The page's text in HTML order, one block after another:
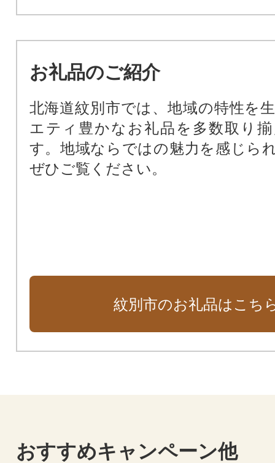
お礼品のご紹介
北海道紋別市では、地域の特性を
エティ豊かなお礼品を多数取り
す。地域ならではの魅力を感じら
ぜひご覧ください。
紋別市のお礼品はこち
おすすめキャンペーン他